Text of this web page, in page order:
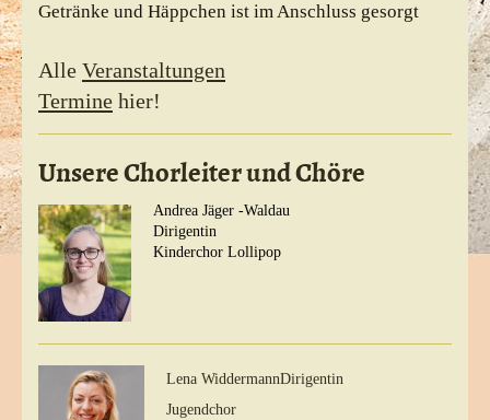
Getränke und Häppchen ist im Anschluss gesorgt
Alle Veranstaltungen
Termine hier!
Unsere Chorleiter und Chöre
Andrea Jäger -Waldau
Dirigentin
Kinderchor Lollipop
Lena WiddermannDirigentin
Jugendchor